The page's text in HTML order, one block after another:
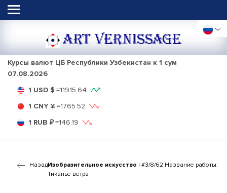
ART VERNISSAGE
Курсы валют ЦБ Республики Узбекистан к 1 сум
07.08.2026
1 USD $ =11915.64
1 CNY ¥ =1765.52
1 RUB ₽=146.19
НазадИзобразительное искусство | #3/8/62 Название работы:
Тиканье ветра